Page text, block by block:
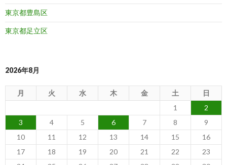
東京都豊島区
東京都足立区
2026年8月
月 火 水 木 金 土
日
1
2
3
4 5 6 7 8
9
10
11 12 13 14 15
16
17
18 19 20 21 22
23